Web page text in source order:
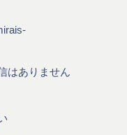
はありません